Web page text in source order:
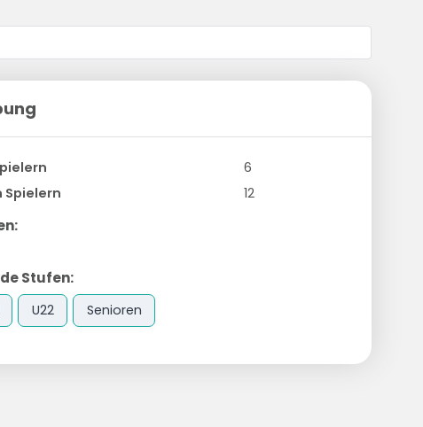
6
Spielern
12
Stufen:
U22 Senioren